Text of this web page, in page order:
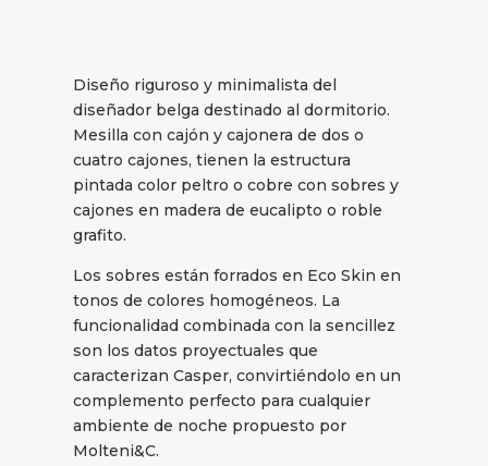
Diseño riguroso y minimalista del
diseñador belga destinado al dormitorio.
Mesilla con cajón y cajonera de dos o
cuatro cajones, tienen la estructura
pintada color peltro o cobre con sobres y
cajones en madera de eucalipto o roble
grafito.
Los sobres están forrados en Eco Skin en
tonos de colores homogéneos. La
funcionalidad combinada con la sencillez
son los datos proyectuales que
caracterizan Casper, convirtiéndolo en un
complemento perfecto para cualquier
ambiente de noche propuesto por
Molteni&C.